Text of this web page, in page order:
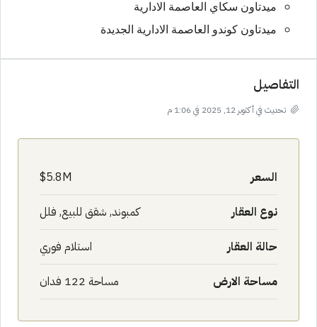
ميدتاون سكاي العاصمة الادارية
ميدتاون كوندو العاصمة الادارية الجديدة
التفاصيل
تحديث في أكتوبر 12, 2025 في 1:06 م
السعر 5.8M$
نوع العقار كمبوند, شقق للبيع, فلل
حالة العقار استلام فوري
مساحة الارض مساحة 122 فدان